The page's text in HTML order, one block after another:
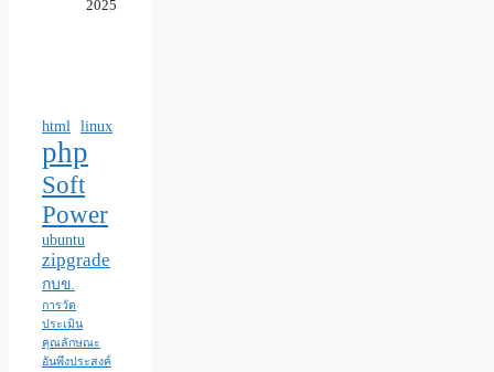
2025
html linux
php
Soft
Power
ubuntu
zipgrade
กบข.
การวัด
ประเมิน
คุณลักษณะ
อันพึงประสงค์